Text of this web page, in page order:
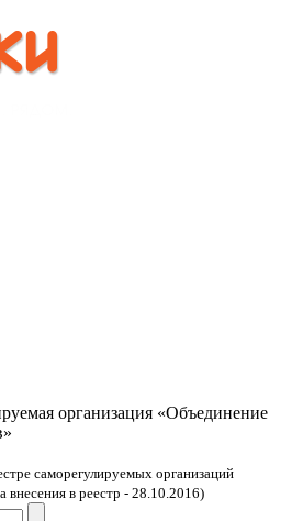
организация «Объединение
саморегулируемых организаций
внесения в реестр - 28.10.2016)